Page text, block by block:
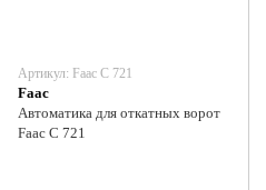
Артикул: Faac С 721
Faac
Автоматика для откатных ворот
Faac С 721